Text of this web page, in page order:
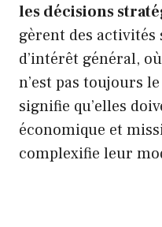
les décisions
gèrent des activités
d’intérêt général,
n’est pas toujours
signifie qu’elles
économique et
complexifie leur